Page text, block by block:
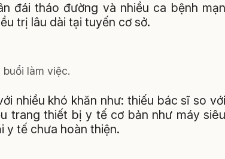
đái tháo đường và nhiều ca bệnh mạn
trị lâu dài tại tuyến cơ sở.
làm việc.
nhiều khó khăn như: thiếu bác sĩ so với
trang thiết bị y tế cơ bản như máy siêu
y tế chưa hoàn thiện.